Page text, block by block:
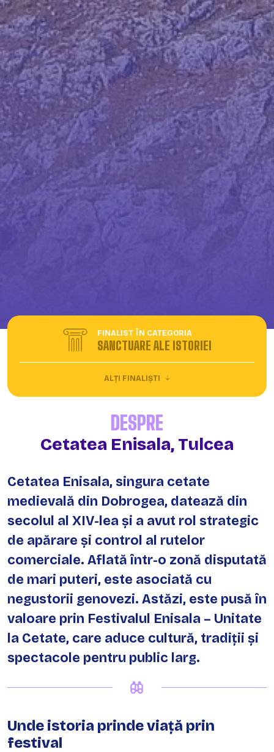
FINALIST ÎN CATEGORIA
SANCTUARE ALE ISTORIEI
ALȚI FINALIȘTI
DESPRE
Cetatea Enisala, Tulcea
Cetatea Enisala, singura cetate
medievală din Dobrogea, datează din
secolul al XIV-lea și a avut rol strategic
de apărare și control al rutelor
comerciale. Aflată într-o zonă disputată
de mari puteri, este asociată cu
negustorii genovezi. Astăzi, este pusă în
valoare prin Festivalul Enisala – Unitate
la Cetate, care aduce cultură, tradiții și
spectacole pentru public larg.
Unde istoria prinde viață prin
festival